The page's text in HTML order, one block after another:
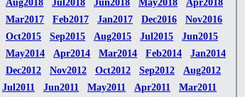
Aug2018 Jul2018 Jun2018 May2018
Apr2018
Mar2017 Feb2017 Jan2017 Dec2016
Nov2016
Oct2015 Sep2015 Aug2015 Jul2015
Jun2015
May2014 Apr2014 Mar2014 Feb2014
Jan2014
Dec2012 Nov2012 Oct2012 Sep2012
Aug2012
Jul2011 Jun2011 May2011 Apr2011 Mar2011